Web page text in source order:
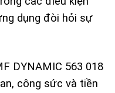
dụng đòi hỏi sự
DYNAMIC 563 018
công sức và tiền